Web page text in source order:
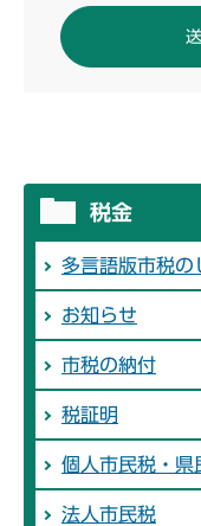
税金
多言語版市税の
お知らせ
市税の納付
税証明
個人市民税・県
法人市民税